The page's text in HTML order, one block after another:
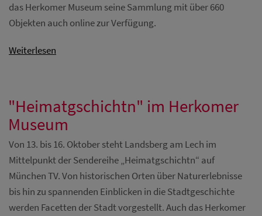
das Herkomer Museum seine Sammlung mit über 660
Objekten auch online zur Verfügung.
Weiterlesen
"Heimatgschichtn" im Herkomer
Museum
Von 13. bis 16. Oktober steht Landsberg am Lech im
Mittelpunkt der Sendereihe „Heimatgschichtn“ auf
München TV. Von historischen Orten über Naturerlebnisse
bis hin zu spannenden Einblicken in die Stadtgeschichte
werden Facetten der Stadt vorgestellt. Auch das Herkomer